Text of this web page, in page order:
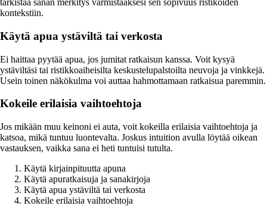
tarkistaa sanan merkitys varmistaaksesi sen sopivuus ristikoiden
kontekstiin.
Käytä apua ystäviltä tai verkosta
Ei haittaa pyytää apua, jos jumitat ratkaisun kanssa. Voit kysyä
ystäviltäsi tai ristikkoaiheisilta keskustelupalstoilta neuvoja ja vinkkejä.
Usein toinen näkökulma voi auttaa hahmottamaan ratkaisua paremmin.
Kokeile erilaisia vaihtoehtoja
Jos mikään muu keinoni ei auta, voit kokeilla erilaisia vaihtoehtoja ja
katsoa, mikä tuntuu luontevalta. Joskus intuition avulla löytää oikean
vastauksen, vaikka sana ei heti tuntuisi tutulta.
Käytä kirjainpituutta apuna
Käytä apuratkaisuja ja sanakirjoja
Käytä apua ystäviltä tai verkosta
Kokeile erilaisia vaihtoehtoja